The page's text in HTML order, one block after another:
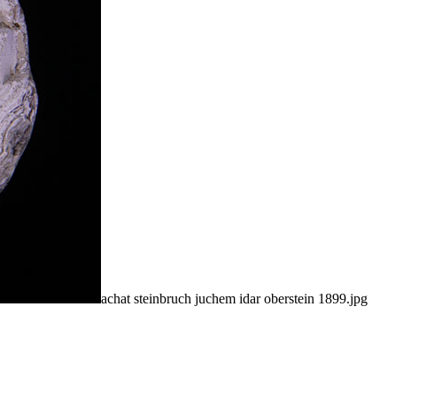
achat steinbruch juchem idar oberstein 1899.jpg